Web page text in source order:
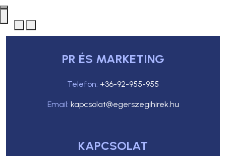
PR ÉS MARKETING
Telefon: +36-92-955-955
Email: kapcsolat@egerszegihirek.hu
KAPCSOLAT